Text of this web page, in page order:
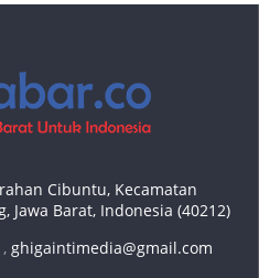
Cibuntu, Kecamatan
Jawa Barat, Indonesia (40212)
,ghigaintimedia@gmail.com